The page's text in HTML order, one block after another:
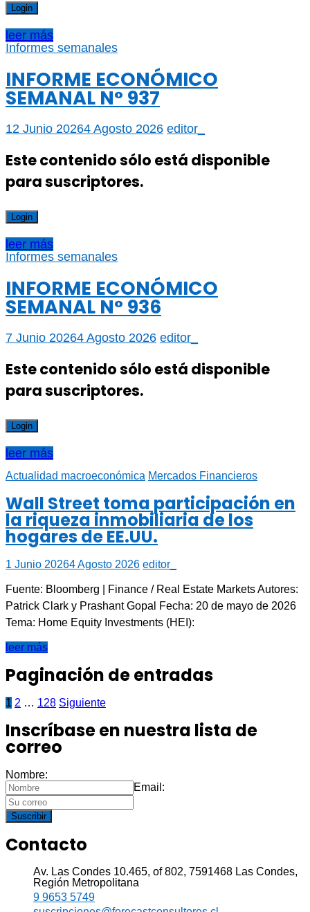
Login
leer más
Informes semanales
INFORME ECONÓMICO
SEMANAL N° 937
12 Junio 20264 Agosto 2026 editor_
Este contenido sólo está disponible
para suscriptores.
Login
leer más
Informes semanales
INFORME ECONÓMICO
SEMANAL N° 936
7 Junio 20264 Agosto 2026 editor_
Este contenido sólo está disponible
para suscriptores.
Login
leer más
Actualidad macroeconómica Mercados Financieros
Wall Street toma participación en
la riqueza inmobiliaria de los
hogares de EE.UU.
1 Junio 20264 Agosto 2026 editor_
Fuente: Bloomberg | Finance / Real Estate Markets Autores:
Patrick Clark y Prashant Gopal Fecha: 20 de mayo de 2026
Tema: Home Equity Investments (HEI):
leer más
Paginación de entradas
1 2 … 128 Siguiente
Inscríbase en nuestra lista de
correo
Nombre:
Email:
Suscribir
Contacto
Av. Las Condes 10.465, of 802, 7591468 Las Condes,
Región Metropolitana
9 9653 5749